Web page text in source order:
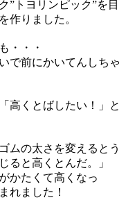
”トヨリンピック”を目
作りました。
・・・
で前にかいてんしちゃ
高くとばしたい！」と
ムの太さを変えるとう
ると高くとんだ。」
かたくて高くなっ
れました！